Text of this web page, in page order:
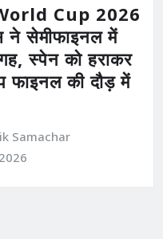
Cup 2026
ने सेमीफाइनल में
स्पेन को हराकर
फाइनल की दौड़ में
Samachar